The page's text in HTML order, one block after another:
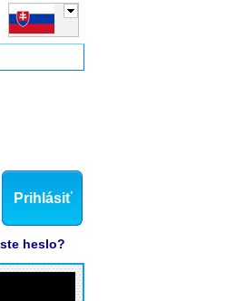
Prihlásiť
heslo?